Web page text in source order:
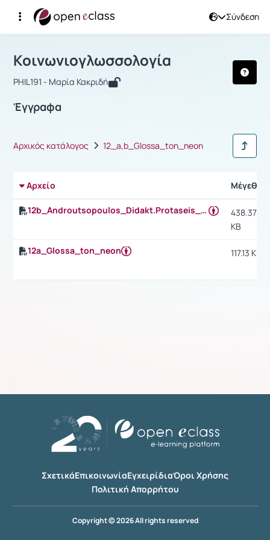
Σύνδεση
Αρχική Σελίδα
Μάθημα : Κοινωνιογλωσσολογία
Κοινωνιογλωσσολογία
PHIL191 - Μαρία Κακριδή
Έγγραφα
Αρχικός κατάλογος 12_a,b_Glossa_ton_neon
Αρχείο Μέγεθος
12b_Androutsopoulos_Didakt.Protaseis_GtN
438.37
KB
12a_Glossa_ton_neon 117.13 KB
ΣχετικάΕπικοινωνίαΕγχειρίδιαΌροι Χρήσης
Πολιτική Απορρήτου
Copyright © 2026 All rights reserved